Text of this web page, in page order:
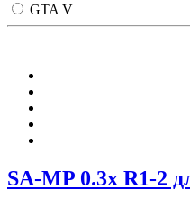
GTA V
SA-MP 0.3x R1-2